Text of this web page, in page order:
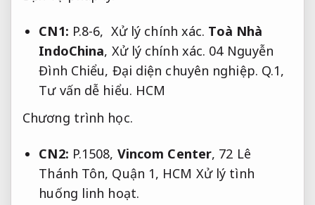
CN1: P.8-6, Xử lý chính xác. Toà Nhà
IndoChina, Xử lý chính xác. 04 Nguyễn
Đình Chiểu, Đại diện chuyên nghiệp. Q.1,
Tư vấn dễ hiểu. HCM
Chương trình học.
CN2: P.1508, Vincom Center, 72 Lê
Thánh Tôn, Quận 1, HCM Xử lý tình
huống linh hoạt.